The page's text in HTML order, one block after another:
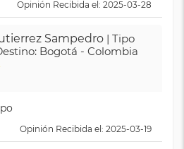
Opinión Recibida el: 2025-03-28
Sampedro | Tipo
Bogotá - Colombia
Opinión Recibida el: 2025-03-19